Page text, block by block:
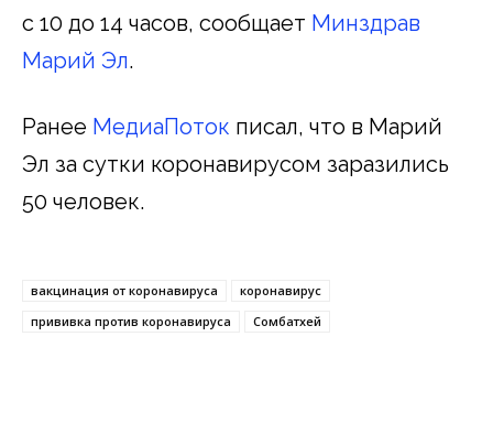
с 10 до 14 часов, сообщает Минздрав
Марий Эл.
Ранее МедиаПоток писал, что в Марий
Эл за сутки коронавирусом заразились
50 человек.
вакцинация от коронавируса
коронавирус
прививка против коронавируса
Сомбатхей